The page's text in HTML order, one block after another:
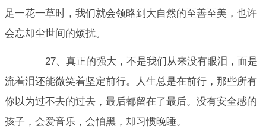
足一花一草时，我们就会领略到大自然的至善至美，也许
会忘却尘世间的烦扰。
27、真正的强大，不是我们从来没有眼泪，而是
流着泪还能微笑着坚定前行。人生总是在前行，那些所有
你以为过不去的过去，最后都留在了最后。没有安全感的
孩子，会爱音乐，会怕黑，却习惯晚睡。